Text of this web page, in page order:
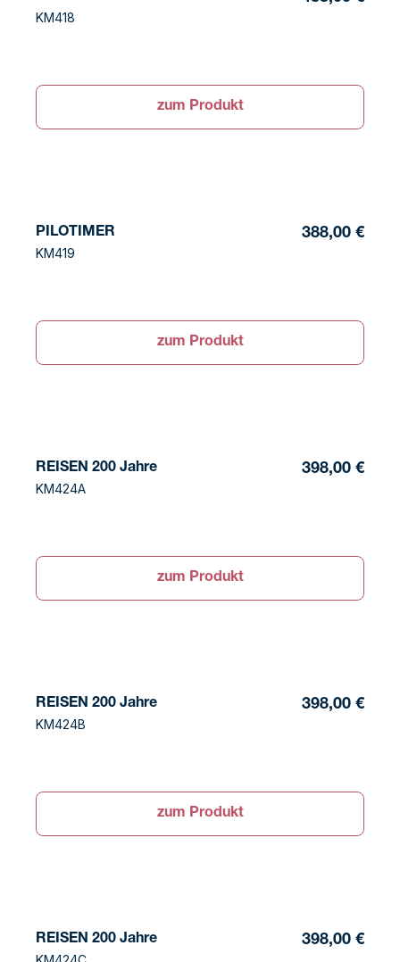
KM418
zum Produkt
PILOTIMER
KM419
388,00 €
zum Produkt
REISEN 200 Jahre
KM424A
398,00 €
zum Produkt
REISEN 200 Jahre
KM424B
398,00 €
zum Produkt
REISEN 200 Jahre 398,00 €